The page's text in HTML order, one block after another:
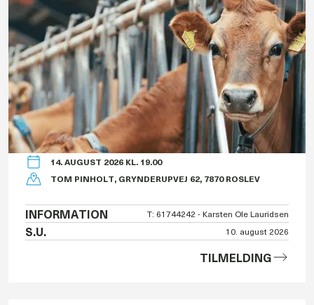
14. AUGUST 2026 KL. 19.00
TOM PINHOLT, GRYNDERUPVEJ 62, 7870 ROSLEV
INFORMATION T: 61744242 - Karsten Ole Lauridsen
S.U. 10. august 2026
TILMELDING